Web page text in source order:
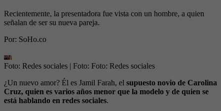
Recientemente, la presentadora fue vista con un hombre, a quien
señalan de ser su nueva pareja.
Por: SoHo.co
Foto: Redes sociales | Foto: Foto: Redes sociales
¿Un nuevo amor? Él es Jamil Farah, el supuesto novio de Carolina
Cruz, quien es varios años menor que la modelo y de quien se
está hablando en redes sociales.